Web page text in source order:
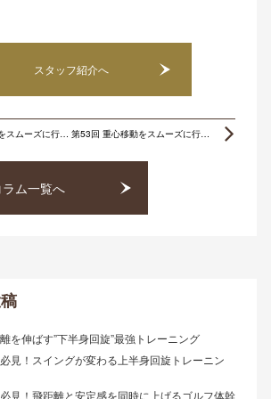
スタッフ紹介へ
第51回 重心移動をスムーズに行うためのエクササイズ 〜股関節編〜 第53回 重心移動をスムーズに行うためのエクササイズ 〜バランス筋力(1)〜
ラム一覧へ
を伸ばす”下半身回旋”最強トレーニング
見！スイングが変わる上半身回旋トレーニン
見！飛距離と安定感を同時に上げるゴルフ体幹